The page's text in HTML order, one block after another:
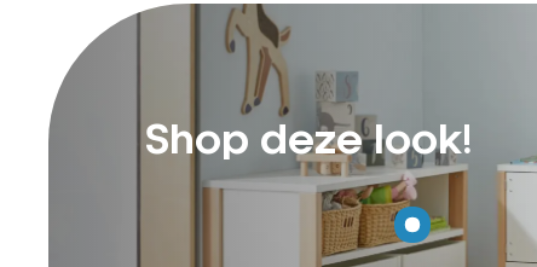
Shop deze look!